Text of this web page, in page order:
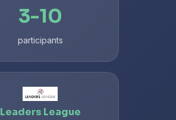
3-10
participants
Leaders League